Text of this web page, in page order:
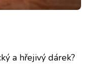
a hřejivý dárek?